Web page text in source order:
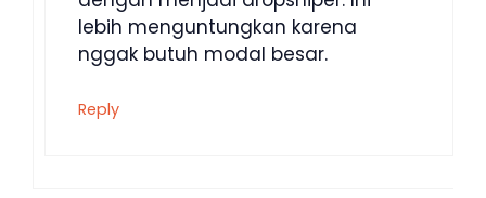
lebih menguntungkan karena
nggak butuh modal besar.
Reply